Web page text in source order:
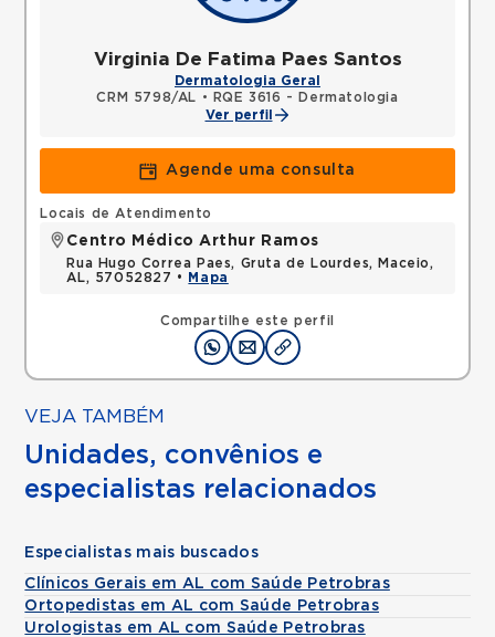
Virginia De Fatima Paes Santos
Dermatologia Geral
CRM 5798/AL •
RQE 3616 - Dermatologia
Ver perfil
Agende uma consulta
Compartilhe este perfil
Locais de Atendimento
Centro Médico Arthur Ramos
Rua Hugo Correa Paes, Gruta de Lourdes, Maceio,
AL, 57052827 •
Mapa
VEJA TAMBÉM
Unidades, convênios e
especialistas relacionados
Especialistas mais buscados
Clínicos Gerais em AL com Saúde Petrobras
Ortopedistas em AL com Saúde Petrobras
Urologistas em AL com Saúde Petrobras